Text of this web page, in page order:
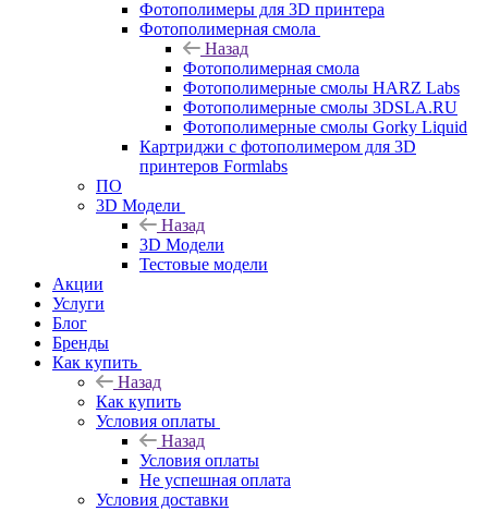
Фотополимеры для 3D принтера
Фотополимерная смола
Назад
Фотополимерная смола
Фотополимерные смолы HARZ Labs
Фотополимерные смолы 3DSLA.RU
Фотополимерные смолы Gorky Liquid
Картриджи с фотополимером для 3D
принтеров Formlabs
ПО
3D Модели
Назад
3D Модели
Тестовые модели
Акции
Услуги
Блог
Бренды
Как купить
Назад
Как купить
Условия оплаты
Назад
Условия оплаты
Не успешная оплата
Условия доставки